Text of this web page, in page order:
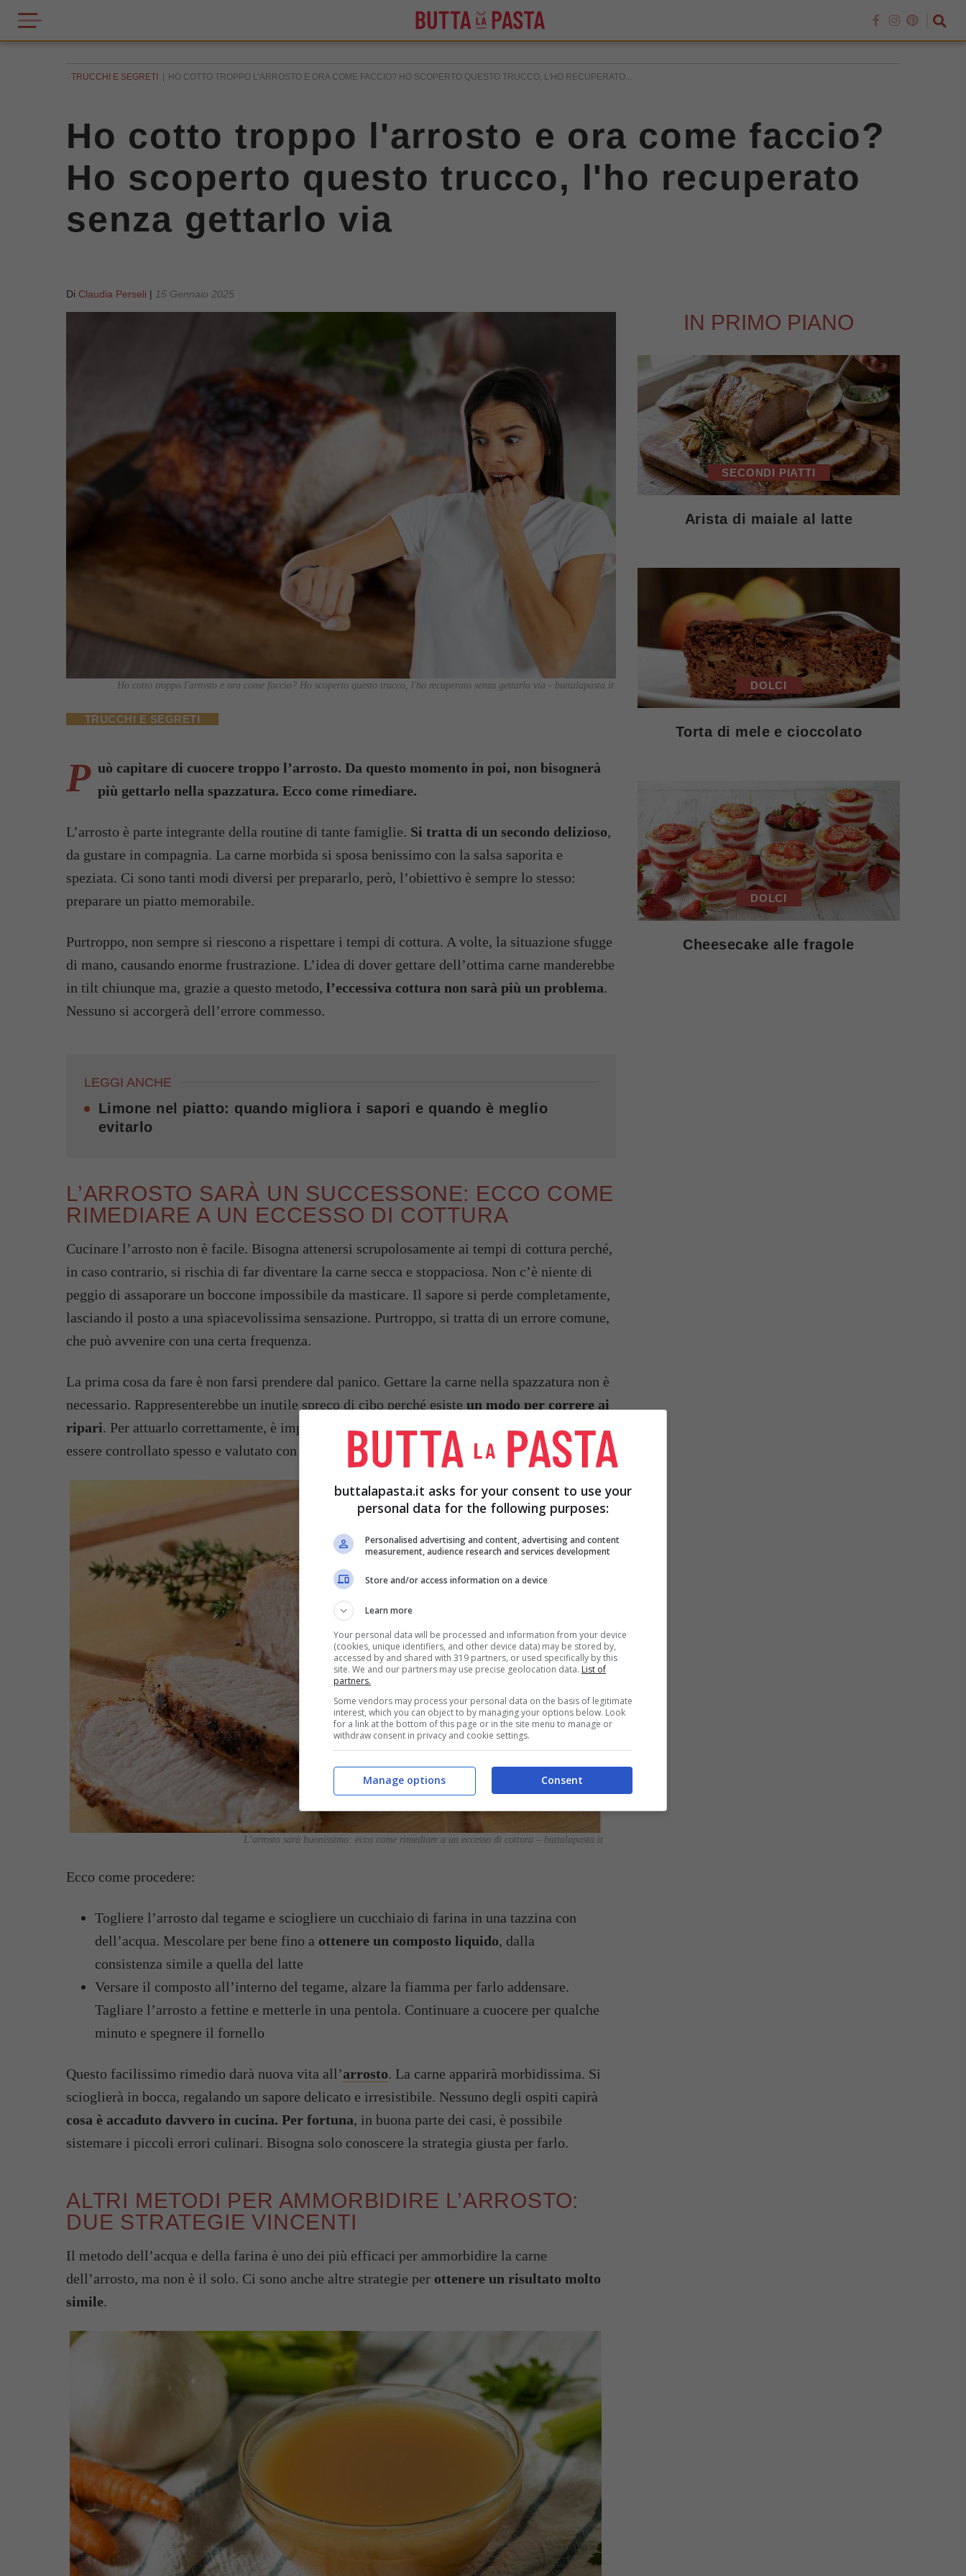
TRUCCHI E SEGRETI HO COTTO TROPPO L'ARROSTO E ORA COME FACCIO? HO SCOPERTO QUESTO TRUCCO, L'HO RECUPERATO...
Ho cotto troppo l'arrosto e ora come faccio?
Ho scoperto questo trucco, l'ho recuperato
senza gettarlo via
Di Claudia Perseli | 15 Gennaio 2025
Ho cotto troppo l'arrosto e ora come faccio? Ho scoperto questo trucco, l'ho recuperato senza gettarlo via - buttalapasta.it
TRUCCHI E SEGRETI
P uò capitare di cuocere troppo l’arrosto. Da questo momento in poi, non bisognerà
più gettarlo nella spazzatura. Ecco come rimediare.
L’arrosto è parte integrante della routine di tante famiglie. Si tratta di un secondo delizioso,
da gustare in compagnia. La carne morbida si sposa benissimo con la salsa saporita e
speziata. Ci sono tanti modi diversi per prepararlo, però, l’obiettivo è sempre lo stesso:
preparare un piatto memorabile.
Purtroppo, non sempre si riescono a rispettare i tempi di cottura. A volte, la situazione sfugge
di mano, causando enorme frustrazione. L’idea di dover gettare dell’ottima carne manderebbe
in tilt chiunque ma, grazie a questo metodo, l’eccessiva cottura non sarà più un problema.
Nessuno si accorgerà dell’errore commesso.
LEGGI ANCHE
Limone nel piatto: quando migliora i sapori e quando è meglio
evitarlo
L’ARROSTO SARÀ UN SUCCESSONE: ECCO COME
RIMEDIARE A UN ECCESSO DI COTTURA
Cucinare l’arrosto non è facile. Bisogna attenersi scrupolosamente ai tempi di cottura perché,
in caso contrario, si rischia di far diventare la carne secca e stoppaciosa. Non c’è niente di
peggio di assaporare un boccone impossibile da masticare. Il sapore si perde completamente,
lasciando il posto a una spiacevolissima sensazione. Purtroppo, si tratta di un errore comune,
che può avvenire con una certa frequenza.
La prima cosa da fare è non farsi prendere dal panico. Gettare la carne nella spazzatura non è
necessario. Rappresenterebbe un inutile spreco di cibo perché esiste un modo per correre ai
ripari. Per attuarlo correttamente, è importante agire subito. Di conseguenza, l’arrosto dovrà
essere controllato spesso e valutato con attenzione.
L’arrosto sarà buonissimo: ecco come rimediare a un eccesso di cottura – buttalapasta.it
Ecco come procedere:
Togliere l’arrosto dal tegame e sciogliere un cucchiaio di farina in una tazzina con
dell’acqua. Mescolare per bene fino a ottenere un composto liquido, dalla
consistenza simile a quella del latte
Versare il composto all’interno del tegame, alzare la fiamma per farlo addensare.
Tagliare l’arrosto a fettine e metterle in una pentola. Continuare a cuocere per qualche
minuto e spegnere il fornello
Questo facilissimo rimedio darà nuova vita all’arrosto. La carne apparirà morbidissima. Si
scioglierà in bocca, regalando un sapore delicato e irresistibile. Nessuno degli ospiti capirà
cosa è accaduto davvero in cucina. Per fortuna, in buona parte dei casi, è possibile
sistemare i piccoli errori culinari. Bisogna solo conoscere la strategia giusta per farlo.
ALTRI METODI PER AMMORBIDIRE L’ARROSTO:
DUE STRATEGIE VINCENTI
Il metodo dell’acqua e della farina è uno dei più efficaci per ammorbidire la carne
dell’arrosto, ma non è il solo. Ci sono anche altre strategie per ottenere un risultato molto
simile.
IN PRIMO PIANO
SECONDI PIATTI
Arista di maiale al latte
DOLCI
Torta di mele e cioccolato
DOLCI
Cheesecake alle fragole
buttalapasta.it asks for your consent to use your
personal data for the following purposes:
Personalised advertising and content, advertising and content
measurement, audience research and services development
Store and/or access information on a device
Learn more
Your personal data will be processed and information from your device
(cookies, unique identifiers, and other device data) may be stored by,
accessed by and shared with 319 partners, or used specifically by this
site. We and our partners may use precise geolocation data. List of
partners.
Some vendors may process your personal data on the basis of legitimate
interest, which you can object to by managing your options below. Look
for a link at the bottom of this page or in the site menu to manage or
withdraw consent in privacy and cookie settings.
Consent
Manage options